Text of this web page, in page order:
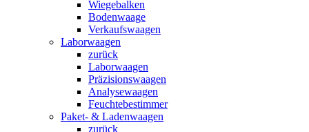
Wiegebalken
Bodenwaage
Verkaufswaagen
Laborwaagen
zurück
Laborwaagen
Präzisionswaagen
Analysewaagen
Feuchtebestimmer
Paket- & Ladenwaagen
zurück